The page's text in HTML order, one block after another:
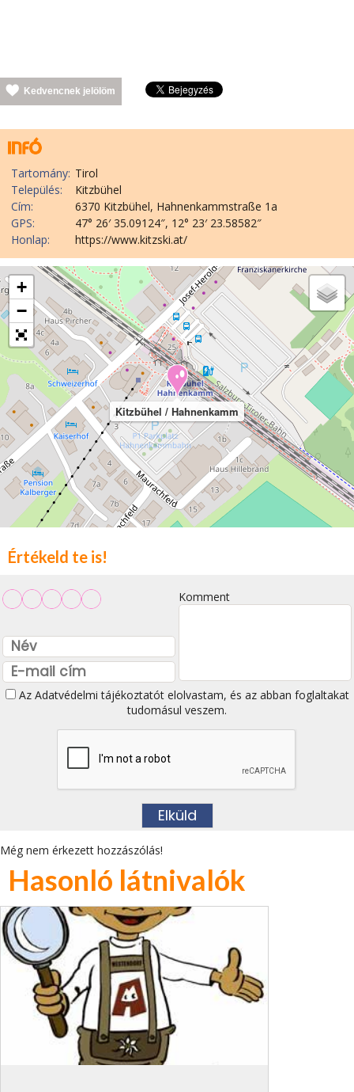
Kedvencnek jelölöm
Tartomány: Tirol
Település:
Kitzbühel
Cím:
6370 Kitzbühel, Hahnenkammstraße 1a
GPS:
47° 26′ 35.09124″, 12° 23′ 23.58582″
Honlap:
https://www.kitzski.at/
Kitzbühel / Hahnenkamm
+
−
Értékeld te is!
Komment
Az Adatvédelmi tájékoztatótelolvastam, és az abban foglaltakat
tudomásul veszem.
Még nem érkezett hozzászólás!
Hasonló látnivalók